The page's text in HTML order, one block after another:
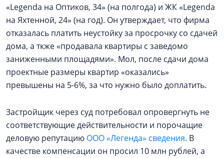
«Legenda на Оптиков, 34» (на полгода) и ЖК «Legenda
на Яхтенной, 24» (на год). Он утверждает, что фирма
отказалась платить неустойку за просрочку со сдачей
дома, а ткже «продавала квартиры с заведомо
заниженными площадями». Мол, после сдачи дома
проектные размеры квартир «оказались»
превышены на 5-6%, за что нужно было доплатить.
Застройщик через суд потребовал опровергнуть не
соответствующие действительности и порочащие
деловую репутацию ООО «Легенда» сведения. В
качестве компенсации он просил 10 млн рублей, а